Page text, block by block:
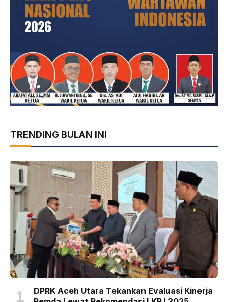
TRENDING BULAN INI
DPRK Aceh Utara Tekankan Evaluasi Kinerja